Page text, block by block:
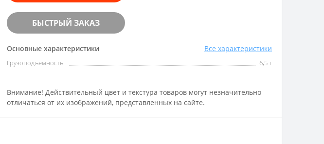
БЫСТРЫЙ ЗАКАЗ
Основные характеристики Все характеристики
Грузоподъемность: 6,5 т
Внимание! Действительный цвет и текстура товаров могут незначительно
отличаться от их изображений, представленных на сайте.